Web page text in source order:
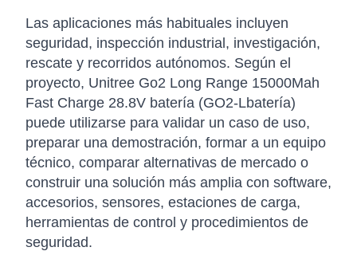
Las aplicaciones más habituales incluyen
seguridad, inspección industrial, investigación,
rescate y recorridos autónomos. Según el
proyecto, Unitree Go2 Long Range 15000Mah
Fast Charge 28.8V batería (GO2-Lbatería)
puede utilizarse para validar un caso de uso,
preparar una demostración, formar a un equipo
técnico, comparar alternativas de mercado o
construir una solución más amplia con software,
accesorios, sensores, estaciones de carga,
herramientas de control y procedimientos de
seguridad.